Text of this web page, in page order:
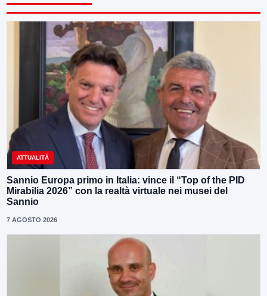
ATTUALITÀ
Sannio Europa primo in Italia: vince il “Top of the PID
Mirabilia 2026” con la realtà virtuale nei musei del
Sannio
7 AGOSTO 2026